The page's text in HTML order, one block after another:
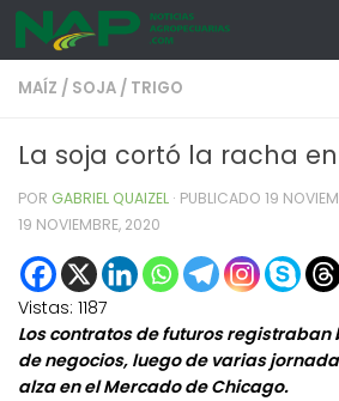
Skip to content
MAÍZ / SOJA / TRIGO
La soja cortó la racha
POR GABRIEL QUAIZEL · PUBLICADO 19
19 NOVIEMBRE, 2020
Vistas: 1187
Los contratos de futuros registraban
de negocios, luego de varias
alza en el Mercado de Chicago.